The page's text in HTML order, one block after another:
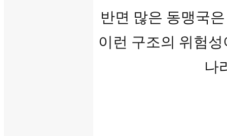
반면 많은 동맹국
이런 구조의 위험
나